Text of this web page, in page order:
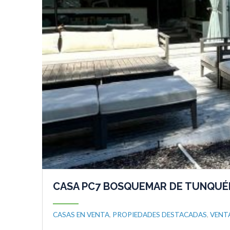
CASA PC7 BOSQUEMAR DE
CASAS EN VENTA, PROPIEDADES DESTACADAS,